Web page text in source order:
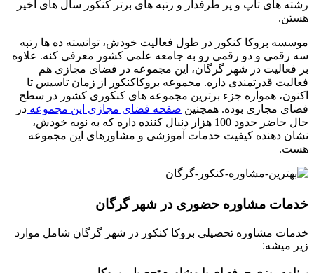
رشته های تاپ و پر طرفدار و رتبه های برتر کنکور سال های اخیر
هستن.
موسسه بروکا کنکور در طول فعالیت خودش، توانسته ده ها رتبه
سه رقمی و دو رقمی رو به جامعه علمی کشور معرفی کنه. علاوه
بر فعالیت در شهر گرگان، این مجموعه در فضای مجازی هم
فعالیت قدرتمندی داره. مجموعه بروکاکنکور از زمان تاسیس تا
اکنون، همواره جزء برترین مجموعه های کنکوری کشور در سطح
فضای مجازی بوده. همچنین صفحه فضای مجازی این مجموعه در
حال حاضر حدود 100 هزار دنبال کننده داره که به نوبه خودش،
نشان دهنده کیفیت خدمات آموزشی و مشاوره­ای این مجموعه
هست.
خدمات مشاوره حضوری در شهر گرگان
خدمات مشاوره تحصیلی بروکا کنکور در شهر گرگان شامل موارد
زیر میشه: